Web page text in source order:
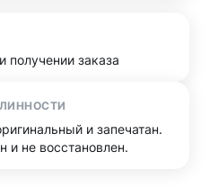
получении заказа
и запечатан.
и не восстановлен.